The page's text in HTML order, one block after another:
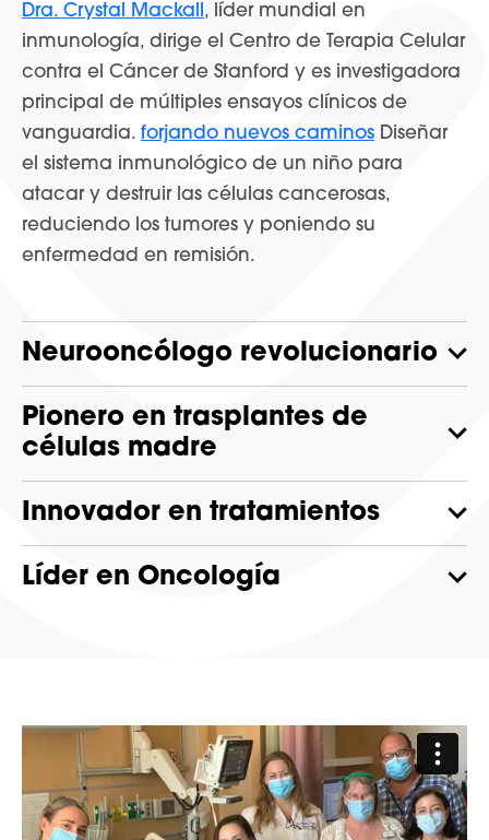
Dra. Crystal Mackall , líder mundial en
inmunología, dirige el Centro de Terapia Celular
contra el Cáncer de Stanford y es investigadora
principal de múltiples ensayos clínicos de
vanguardia. forjando nuevos caminos Diseñar
el sistema inmunológico de un niño para
atacar y destruir las células cancerosas,
reduciendo los tumores y poniendo su
enfermedad en remisión.
Neurooncólogo revolucionario
Pionero en trasplantes de
células madre
Innovador en tratamientos
Líder en Oncología